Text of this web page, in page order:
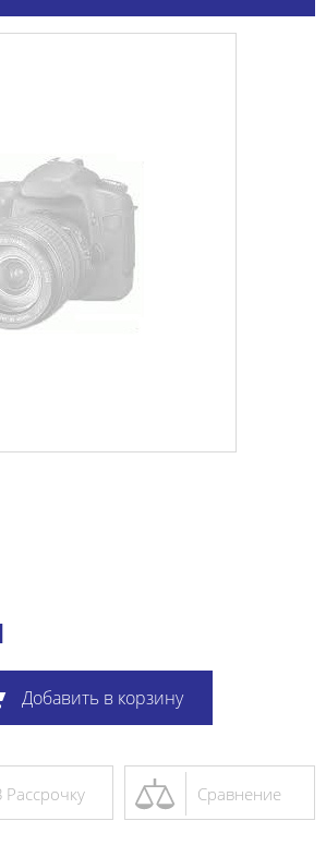
Добавить в корзину
Сравнение
Рассрочку